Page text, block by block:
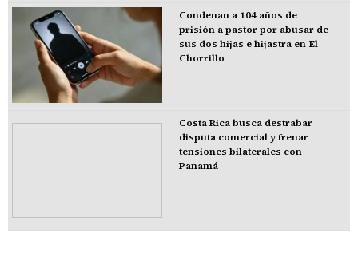
Condenan a 104 años de
prisión a pastor por abusar de
sus dos hijas e hijastra en El
Chorrillo
Costa Rica busca destrabar
disputa comercial y frenar
tensiones bilaterales con
Panamá